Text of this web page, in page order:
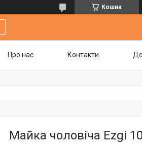
Кошик
Про нас Контакти
Майка чоловіча Ezgi